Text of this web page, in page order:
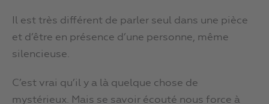
Il est très différent de parler seul dans une pièce
et d’être en présence d’une personne, même
silencieuse.
C’est vrai qu’il y a là quelque chose de
mystérieux. Mais se savoir écouté nous force à